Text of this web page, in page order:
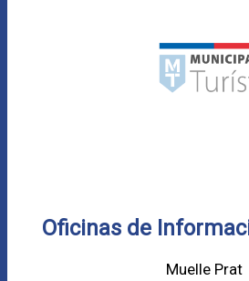
Oficinas de
Muelle Prat